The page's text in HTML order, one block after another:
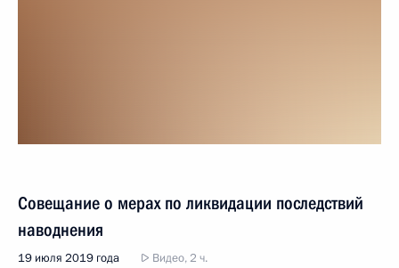
Совещание о мерах по ликвидации последствий
наводнения
19 июля 2019 года Видео, 2 ч.